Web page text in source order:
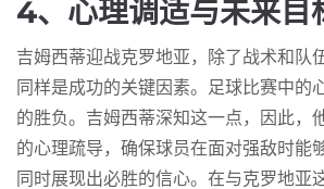
4、心理调适与未来目
吉姆西蒂迎战克罗地亚，除了战术和队
同样是成功的关键因素。足球比赛中的
的胜负。吉姆西蒂深知这一点，因此，
的心理疏导，确保球员在面对强敌时能
同时展现出必胜的信心。在与克罗地亚